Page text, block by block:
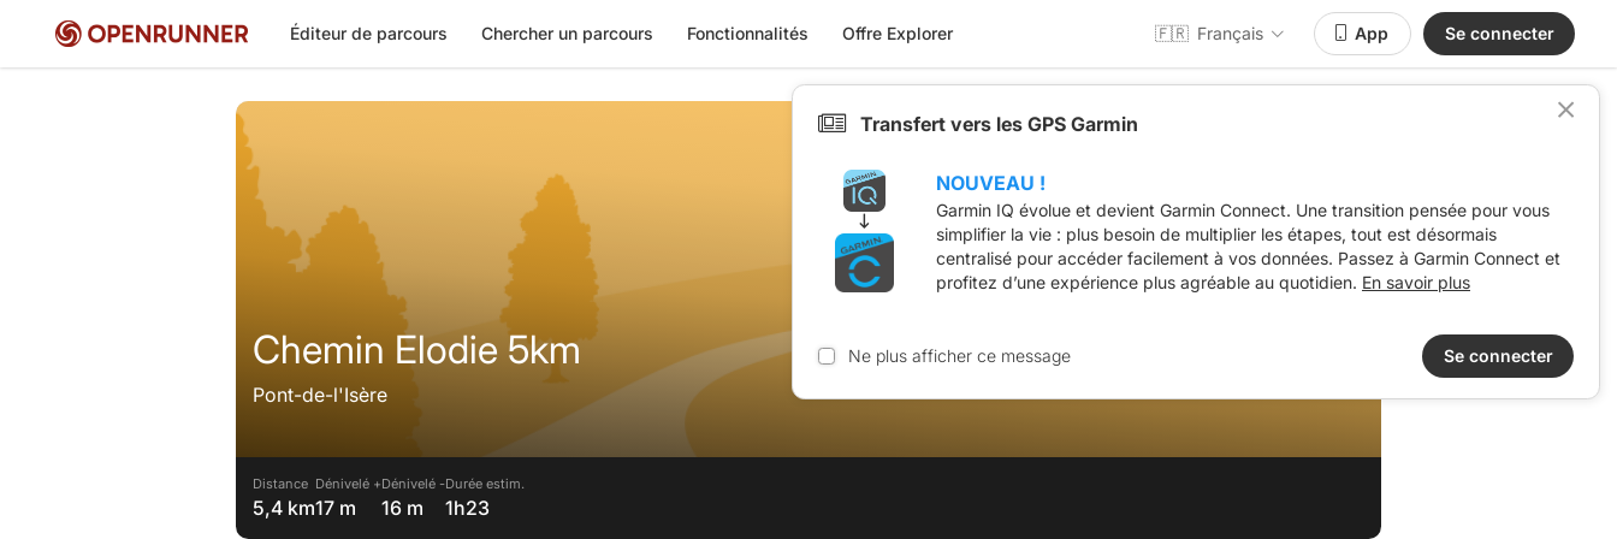
Éditeur de parcours Chercher un parcours Fonctionnalités Offre Explorer 🇫🇷 Français App Se connecter
Chemin Elodie 5km
Pont-de-l'Isère
Distance
5,4 km
Dénivelé +
17 m
Dénivelé -
16 m
Durée estim.
1h23
Transfert vers les GPS Garmin
NOUVEAU !
Garmin IQ évolue et devient Garmin Connect. Une transition pensée pour vous
simplifier la vie : plus besoin de multiplier les étapes, tout est désormais
centralisé pour accéder facilement à vos données. Passez à Garmin Connect et
profitez d’une expérience plus agréable au quotidien. En savoir plus
Ne plus afficher ce message Se connecter